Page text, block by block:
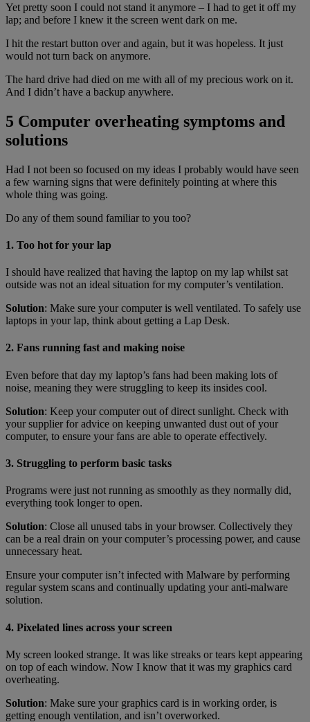
Yet pretty soon I could not stand it anymore – I had to get it off my
lap; and before I knew it the screen went dark on me.
I hit the restart button over and again, but it was hopeless. It just
would not turn back on anymore.
The hard drive had died on me with all of my precious work on it.
And I didn’t have a backup anywhere.
5 Computer overheating symptoms and
solutions
Had I not been so focused on my ideas I probably would have seen
a few warning signs that were definitely pointing at where this
whole thing was going.
Do any of them sound familiar to you too?
1. Too hot for your lap
I should have realized that having the laptop on my lap whilst sat
outside was not an ideal situation for my computer’s ventilation.
Solution: Make sure your computer is well ventilated. To safely use
laptops in your lap, think about getting a Lap Desk.
2. Fans running fast and making noise
Even before that day my laptop’s fans had been making lots of
noise, meaning they were struggling to keep its insides cool.
Solution: Keep your computer out of direct sunlight. Check with
your supplier for advice on keeping unwanted dust out of your
computer, to ensure your fans are able to operate effectively.
3. Struggling to perform basic tasks
Programs were just not running as smoothly as they normally did,
everything took longer to open.
Solution: Close all unused tabs in your browser. Collectively they
can be a real drain on your computer’s processing power, and cause
unnecessary heat.
Ensure your computer isn’t infected with Malware by performing
regular system scans and continually updating your anti-malware
solution.
4. Pixelated lines across your screen
My screen looked strange. It was like streaks or tears kept appearing
on top of each window. Now I know that it was my graphics card
overheating.
Solution: Make sure your graphics card is in working order, is
getting enough ventilation, and isn’t overworked.